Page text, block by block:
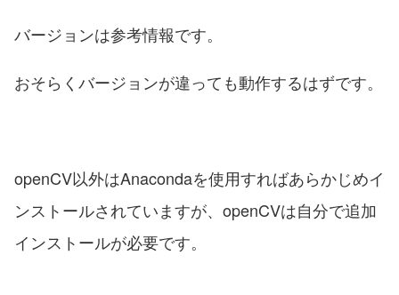
バージョンは参考情報です。
おそらくバージョンが違っても動作するはずです。
openCV以外はAnacondaを使用すればあらかじめイ
ンストールされていますが、openCVは自分で追加
インストールが必要です。